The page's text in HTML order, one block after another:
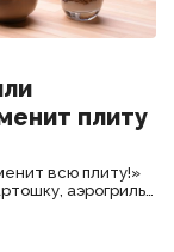
плиту
всю плиту!»
аэрогриль